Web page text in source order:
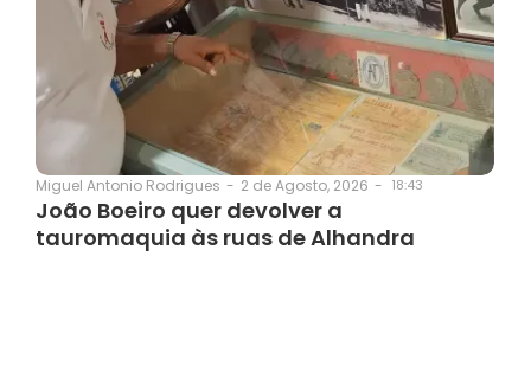
Miguel Antonio Rodrigues - 2 de Agosto, 2026 - 18:43
João Boeiro quer devolver a
tauromaquia às ruas de Alhandra